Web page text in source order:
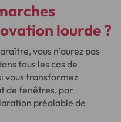
lourde?
vous n’aurez pas
tous les cas de
vous transformez
de fenêtres, par
préalable de